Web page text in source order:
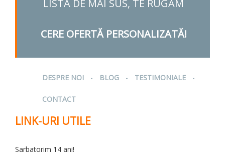
LISTA DE MAI SUS, TE RUGAM
CERE OFERTĂ PERSONALIZATĂ!
DESPRE NOI . BLOG . TESTIMONIALE .
CONTACT
LINK-URI UTILE
Sarbatorim 14 ani!